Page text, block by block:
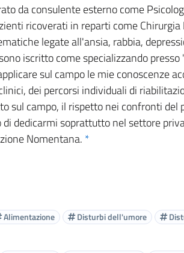
da consulente esterno come
ricoverati in reparti come
legate all'ansia, rabbia,
iscritto come specializzando
sul campo le mie conoscenze
dei percorsi individuali di
sul campo, il rispetto nei confronti
dedicarmi soprattutto nel settore
Nomentana. *
Alimentazione Disturbi dell'umore